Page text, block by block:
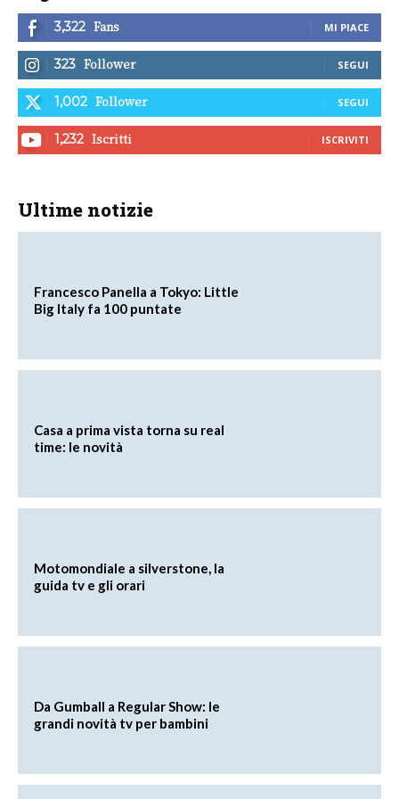
3,322 Fans MI PIACE
323 Follower SEGUI
1,002 Follower SEGUI
1,232 Iscritti ISCRIVITI
Ultime notizie
Francesco Panella a Tokyo: Little
Big Italy fa 100 puntate
Casa a prima vista torna su real
time: le novità
Motomondiale a silverstone, la
guida tv e gli orari
Da Gumball a Regular Show: le
grandi novità tv per bambini